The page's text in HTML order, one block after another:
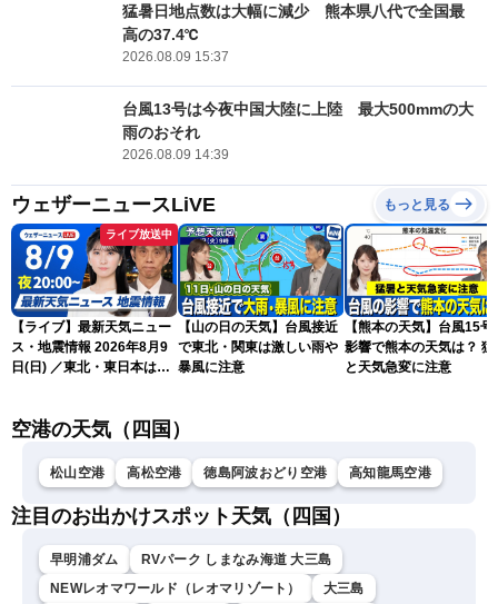
猛暑日地点数は大幅に減少 熊本県八代で全国最
高の37.4℃
2026.08.09 15:37
台風13号は今夜中国大陸に上陸 最大500mmの大
雨のおそれ
2026.08.09 14:39
ウェザーニュースLiVE もっと見る
ライブ放送中
【ライブ】最新天気ニュー
ス・地震情報 2026年8月9
日(日) ／東北・東日本は急
衣／芳野達郎〉
【山の日の天気】台風接近
で東北・関東は激しい雨や
暴風に注意
【熊本の天気】台風15号
影響で熊本の天気は？ 猛
と天気急変に注意
空港の天気（四国）
松山空港 高松空港 徳島阿波おどり空港 高知龍馬空港
注目のお出かけスポット天気（四国）
早明浦ダム
RVパーク しまなみ海道 大三島
NEWレオマワールド（レオマリゾート）
大三島